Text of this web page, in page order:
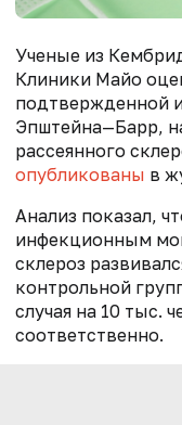
Ученые из
Клиники Майо
подтвержденной
Эпштейна—Барр,
рассеянного
опубликованы в
Анализ показал,
инфекционным
склероз
контрольной
случая на 10 тыс.
соответственно.